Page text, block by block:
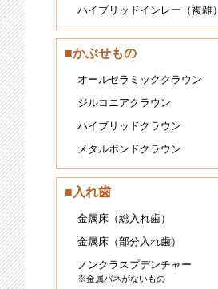
ハイブリッドインレー（複雑）
■かぶせもの
オールセラミッククラウン
ジルコニアクラウン
ハイブリッドクラウン
メタルボンドクラウン
■入れ歯
金属床（総入れ歯）
金属床（部分入れ歯）
ノンクラスプデンチャー
※金属バネがないもの